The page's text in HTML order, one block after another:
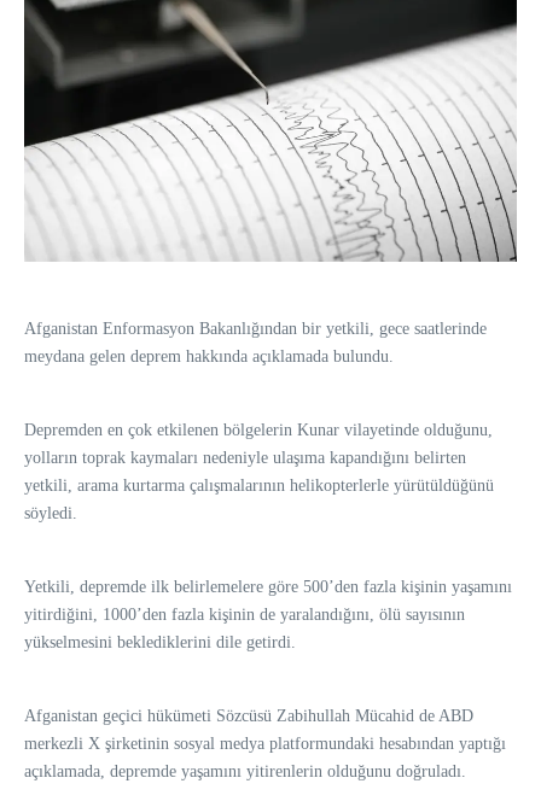
Afganistan Enformasyon Bakanlığından bir yetkili, gece saatlerinde
meydana gelen deprem hakkında açıklamada bulundu.
Depremden en çok etkilenen bölgelerin Kunar vilayetinde olduğunu,
yolların toprak kaymaları nedeniyle ulaşıma kapandığını belirten
yetkili, arama kurtarma çalışmalarının helikopterlerle yürütüldüğünü
söyledi.
Yetkili, depremde ilk belirlemelere göre 500’den fazla kişinin yaşamını
yitirdiğini, 1000’den fazla kişinin de yaralandığını, ölü sayısının
yükselmesini beklediklerini dile getirdi.
Afganistan geçici hükümeti Sözcüsü Zabihullah Mücahid de ABD
merkezli X şirketinin sosyal medya platformundaki hesabından yaptığı
açıklamada, depremde yaşamını yitirenlerin olduğunu doğruladı.